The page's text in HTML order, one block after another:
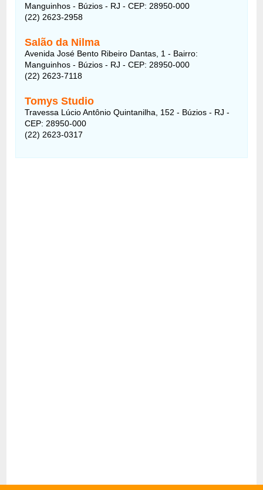
Manguinhos - Búzios - RJ - CEP: 28950-000
(22) 2623-2958
Salão da Nilma
Avenida José Bento Ribeiro Dantas, 1 - Bairro:
Manguinhos - Búzios - RJ - CEP: 28950-000
(22) 2623-7118
Tomys Studio
Travessa Lúcio Antônio Quintanilha, 152 - Búzios - RJ -
CEP: 28950-000
(22) 2623-0317